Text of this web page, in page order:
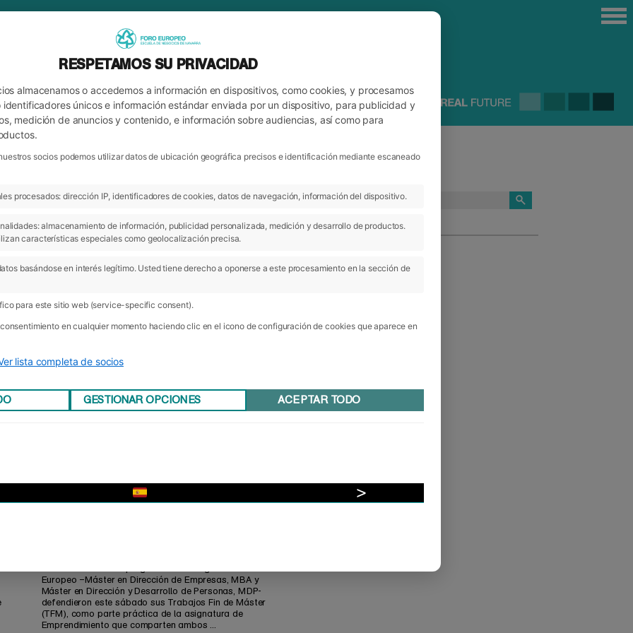
DE EMPRESAS
ARCHIVO CATEGORÍAS
Europeo –Máster en Dirección de Empresas, MBA y
Máster en Dirección y Desarrollo de Personas, MDP-
defendieron este sábado sus Trabajos Fin de Máster
(TFM), como parte práctica de la asignatura de
Emprendimiento que comparten ambos ...
RESPETAMOS SU PRIVACIDAD
almacenamos o accedemos a información en dispositivos, como cookies, y procesamos
únicos e información estándar enviada por un dispositivo, para publicidad y
medición de anuncios y contenido, e información sobre audiencias, así como para
socios podemos utilizar datos de ubicación geográfica precisos e identificación mediante escaneado
procesados: dirección IP, identificadores de cookies, datos de navegación, información del dispositivo.
almacenamiento de información, publicidad personalizada, medición y desarrollo de productos.
características especiales como geolocalización precisa.
basándose en interés legítimo. Usted tiene derecho a oponerse a este procesamiento en la sección de
para este sitio web (service-specific consent).
en cualquier momento haciendo clic en el icono de configuración de cookies que aparece en
lista completa de socios
GESTIONAR OPCIONES ACEPTAR TODO